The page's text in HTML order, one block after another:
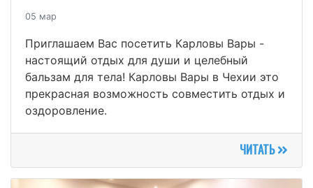
05 мар
Приглашаем Вас посетить Карловы Вары -
настоящий отдых для души и целебный
бальзам для тела! Карловы Вары в Чехии это
прекрасная возможность совместить отдых и
оздоровление.
ЧИТАТЬ